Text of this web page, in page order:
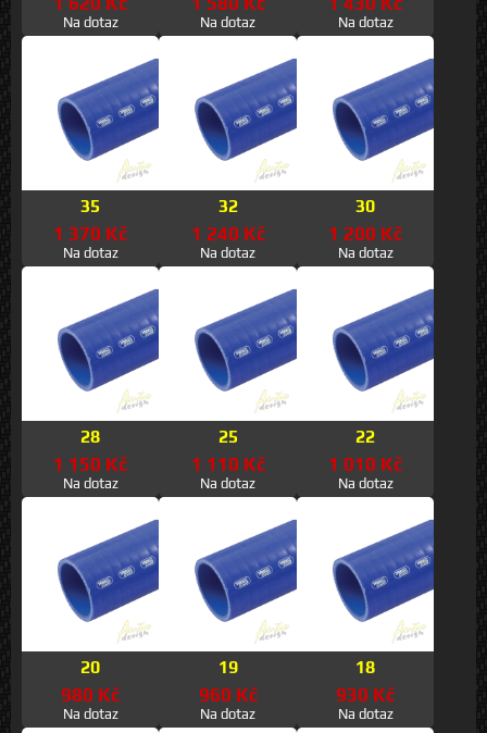
Na dotaz Na dotaz Na dotaz
35
1 370 Kč
Na dotaz
32
1 240 Kč
Na dotaz
30
1 200 Kč
Na dotaz
28
1 150 Kč
Na dotaz
25
1 110 Kč
Na dotaz
22
1 010 Kč
Na dotaz
20
980 Kč
Na dotaz
19
960 Kč
Na dotaz
18
930 Kč
Na dotaz